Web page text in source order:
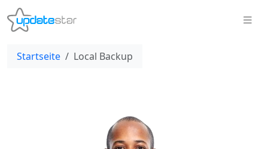
Startseite Local Backup